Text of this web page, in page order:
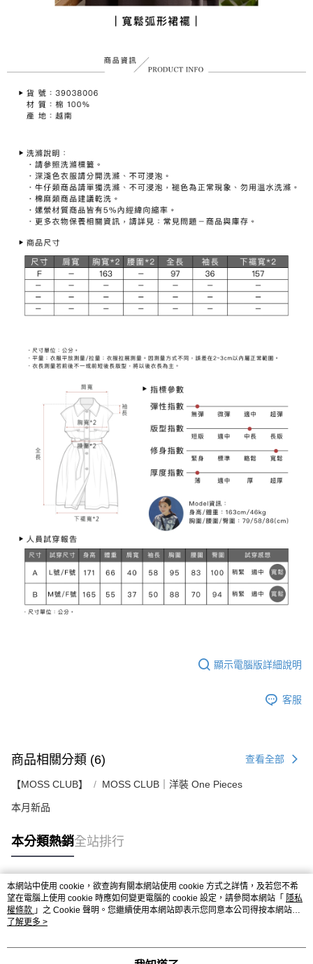
顯示電腦版詳細說明
客服
商品相關分類 (6) 查看全部
【MOSS CLUB】 MOSS CLUB｜洋裝 One Pieces
本月新品
本分類熱銷全站排行
熱門標籤
本網站中使用 cookie，欲查詢有關本網站使用 cookie 方式之詳情，及若您不希
望在電腦上使用 cookie 時應如何變更電腦的 cookie 設定，請參閱本網站「 隱私
權條款 」之 Cookie 聲明。您繼續使用本網站即表示您同意本公司得按本網站使
用條款之 Cookie 聲明使用 cookie。
了解更多 >